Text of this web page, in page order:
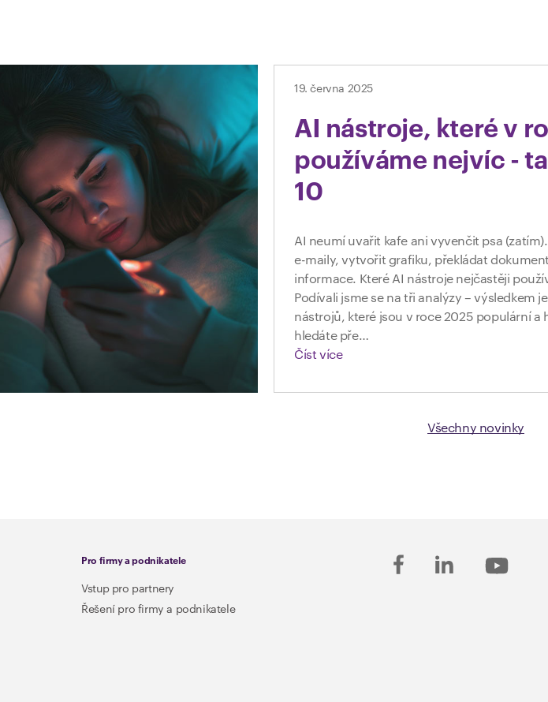
19. června 2025
AI nástroje, které v
používáme nejvíc -
10
AI neumí uvařit kafe ani vyvenčit psa
e-maily, vytvořit grafiku, překládat
informace. Které AI nástroje nejčastěji
Podívali jsme se na tři analýzy – výsledkem
nástrojů, které jsou v roce 2025 populární a
hledáte pře…
Číst více
Všechny novinky
Pro firmy a podnikatele
Vstup pro partnery
Řešení pro firmy a podnikatele